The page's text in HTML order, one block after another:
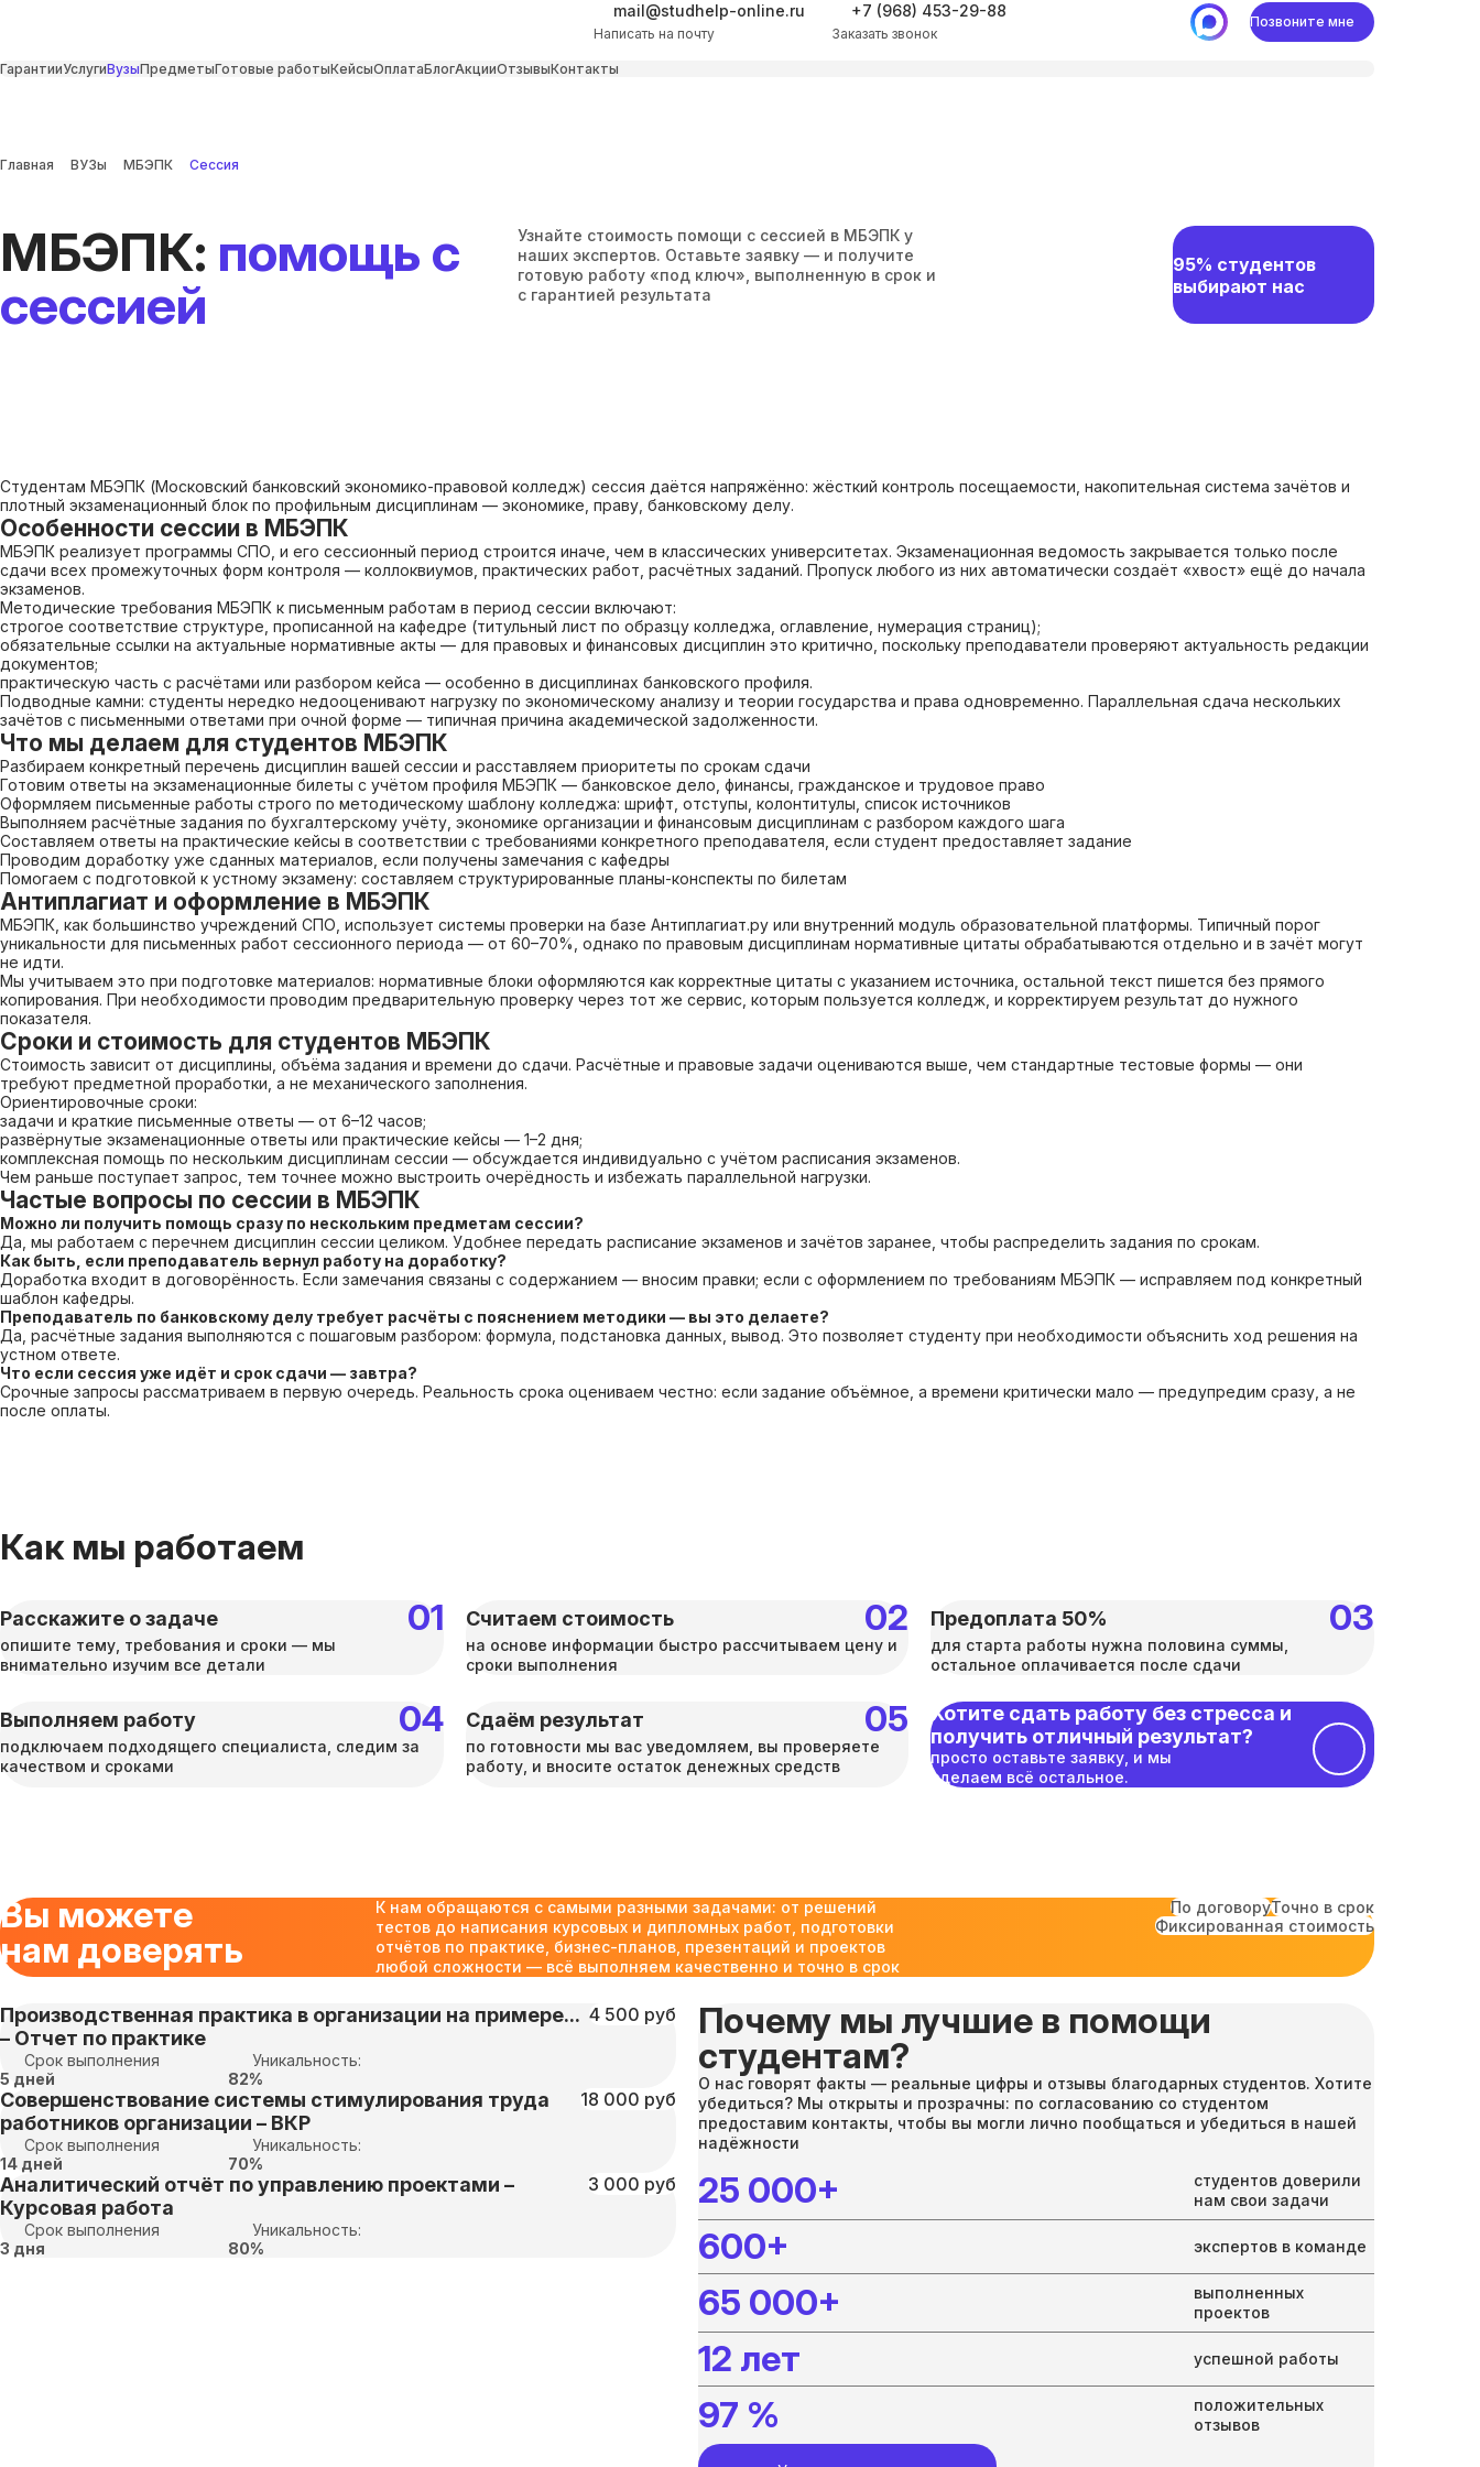
mail@studhelp-online.ru
Написать на почту
+7 (968) 453-29-88
Заказать звонок
Позвоните мне
ГарантииУслугиВузыПредметыГотовые работыКейсыОплатаБлогАкцииОтзывыКонтакты
Главная ВУЗы МБЭПК Сессия
МБЭПК: помощь с
сессией
Узнайте стоимость помощи с сессией в МБЭПК у
наших экспертов. Оставьте заявку — и получите
готовую работу «под ключ», выполненную в срок и
с гарантией результата
95% студентов
выбирают нас
Студентам МБЭПК (Московский банковский экономико-правовой колледж) сессия даётся напряжённо: жёсткий контроль посещаемости, накопительная система зачётов и
плотный экзаменационный блок по профильным дисциплинам — экономике, праву, банковскому делу.
Особенности сессии в МБЭПК
МБЭПК реализует программы СПО, и его сессионный период строится иначе, чем в классических университетах. Экзаменационная ведомость закрывается только после
сдачи всех промежуточных форм контроля — коллоквиумов, практических работ, расчётных заданий. Пропуск любого из них автоматически создаёт «хвост» ещё до начала
экзаменов.
Методические требования МБЭПК к письменным работам в период сессии включают:
строгое соответствие структуре, прописанной на кафедре (титульный лист по образцу колледжа, оглавление, нумерация страниц);
обязательные ссылки на актуальные нормативные акты — для правовых и финансовых дисциплин это критично, поскольку преподаватели проверяют актуальность редакции
документов;
практическую часть с расчётами или разбором кейса — особенно в дисциплинах банковского профиля.
Подводные камни: студенты нередко недооценивают нагрузку по экономическому анализу и теории государства и права одновременно. Параллельная сдача нескольких
зачётов с письменными ответами при очной форме — типичная причина академической задолженности.
Что мы делаем для студентов МБЭПК
Разбираем конкретный перечень дисциплин вашей сессии и расставляем приоритеты по срокам сдачи
Готовим ответы на экзаменационные билеты с учётом профиля МБЭПК — банковское дело, финансы, гражданское и трудовое право
Оформляем письменные работы строго по методическому шаблону колледжа: шрифт, отступы, колонтитулы, список источников
Выполняем расчётные задания по бухгалтерскому учёту, экономике организации и финансовым дисциплинам с разбором каждого шага
Составляем ответы на практические кейсы в соответствии с требованиями конкретного преподавателя, если студент предоставляет задание
Проводим доработку уже сданных материалов, если получены замечания с кафедры
Помогаем с подготовкой к устному экзамену: составляем структурированные планы-конспекты по билетам
Антиплагиат и оформление в МБЭПК
МБЭПК, как большинство учреждений СПО, использует системы проверки на базе Антиплагиат.ру или внутренний модуль образовательной платформы. Типичный порог
уникальности для письменных работ сессионного периода — от 60–70%, однако по правовым дисциплинам нормативные цитаты обрабатываются отдельно и в зачёт могут
не идти.
Мы учитываем это при подготовке материалов: нормативные блоки оформляются как корректные цитаты с указанием источника, остальной текст пишется без прямого
копирования. При необходимости проводим предварительную проверку через тот же сервис, которым пользуется колледж, и корректируем результат до нужного
показателя.
Сроки и стоимость для студентов МБЭПК
Стоимость зависит от дисциплины, объёма задания и времени до сдачи. Расчётные и правовые задачи оцениваются выше, чем стандартные тестовые формы — они
требуют предметной проработки, а не механического заполнения.
Ориентировочные сроки:
задачи и краткие письменные ответы — от 6–12 часов;
развёрнутые экзаменационные ответы или практические кейсы — 1–2 дня;
комплексная помощь по нескольким дисциплинам сессии — обсуждается индивидуально с учётом расписания экзаменов.
Чем раньше поступает запрос, тем точнее можно выстроить очерёдность и избежать параллельной нагрузки.
Частые вопросы по сессии в МБЭПК
Можно ли получить помощь сразу по нескольким предметам сессии?
Да, мы работаем с перечнем дисциплин сессии целиком. Удобнее передать расписание экзаменов и зачётов заранее, чтобы распределить задания по срокам.
Как быть, если преподаватель вернул работу на доработку?
Доработка входит в договорённость. Если замечания связаны с содержанием — вносим правки; если с оформлением по требованиям МБЭПК — исправляем под конкретный
шаблон кафедры.
Преподаватель по банковскому делу требует расчёты с пояснением методики — вы это делаете?
Да, расчётные задания выполняются с пошаговым разбором: формула, подстановка данных, вывод. Это позволяет студенту при необходимости объяснить ход решения на
устном ответе.
Что если сессия уже идёт и срок сдачи — завтра?
Срочные запросы рассматриваем в первую очередь. Реальность срока оцениваем честно: если задание объёмное, а времени критически мало — предупредим сразу, а не
после оплаты.
Как мы работаем
Расскажите о задаче
опишите тему, требования и сроки — мы
внимательно изучим все детали
Считаем стоимость
на основе информации быстро рассчитываем цену и
сроки выполнения
Предоплата 50%
для старта работы нужна половина суммы,
остальное оплачивается после сдачи
Выполняем работу
подключаем подходящего специалиста, следим за
качеством и сроками
Сдаём результат
по готовности мы вас уведомляем, вы проверяете
работу, и вносите остаток денежных средств
Хотите сдать работу без стресса и
получить отличный результат?
просто оставьте заявку, и мы
сделаем всё остальное.
Вы можете
нам доверять
К нам обращаются с самыми разными задачами: от решений
тестов до написания курсовых и дипломных работ, подготовки
отчётов по практике, бизнес-планов, презентаций и проектов
любой сложности — всё выполняем качественно и точно в срок
По договоруТочно в срок
Фиксированная стоимость
Производственная практика в организации на примере...
– Отчет по практике
4 500 руб
Срок выполнения
5 дней
Уникальность:
82%
Совершенствование системы стимулирования труда
работников организации – ВКР
18 000 руб
Срок выполнения
14 дней
Уникальность:
70%
Аналитический отчёт по управлению проектами –
Курсовая работа
3 000 руб
Срок выполнения
3 дня
Уникальность:
80%
Почему мы лучшие в помощи
студентам?
О нас говорят факты — реальные цифры и отзывы благодарных студентов. Хотите
убедиться? Мы открыты и прозрачны: по согласованию со студентом
предоставим контакты, чтобы вы могли лично пообщаться и убедиться в нашей
надёжности
25 000+
студентов доверили
нам свои задачи
600+ экспертов в команде
65 000+
выполненных
проектов
12 лет успешной работы
97 %
положительных
отзывов